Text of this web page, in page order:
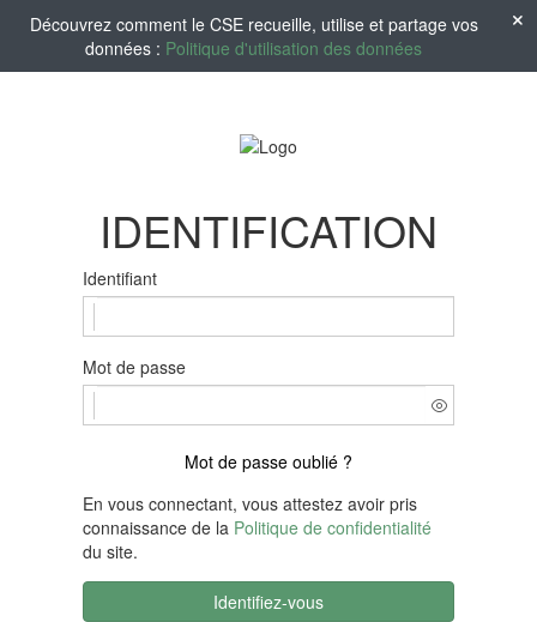
Découvrez comment le CSE recueille, utilise et partage vos
données : Politique d'utilisation des données
IDENTIFICATION
Identifiant
Mot de passe
Mot de passe oublié ?
En vous connectant, vous attestez avoir pris
connaissance de la Politique de confidentialité
du site.
Identifiez-vous